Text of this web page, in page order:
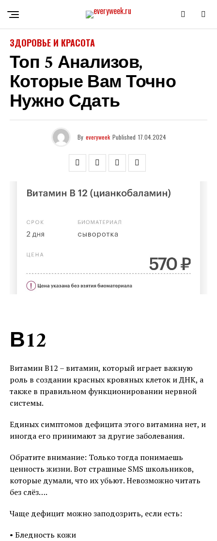
ЗДОРОВЬЕ И КРАСОТА
Топ 5 Анализов,
Которые Вам Точно
Нужно Сдать
By everyweek Published 17.04.2024
В12
Витамин В12 – витамин, который играет важную
роль в создании красных кровяных клеток и ДНК, а
также в правильном функционировании нервной
системы.
Единых симптомов дефицита этого витамина нет, и
иногда его принимают за другие заболевания.
Обратите внимание: Только тогда понимаешь
ценность жизни. Вот страшные SMS школьников,
которые думали, что их убьют. Невозможно читать
без слёз….
Чаще дефицит можно заподозрить, если есть:
• Бледность кожи